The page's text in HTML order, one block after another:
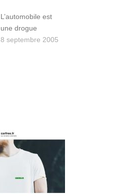
L’automobile est
une drogue
8 septembre 2005